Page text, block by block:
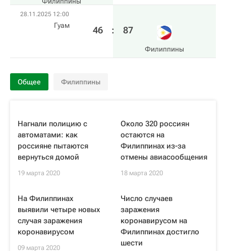
28.11.2025 12:00
Гуам 46 : 87
Филиппины
Общее Филиппины
Нагнали полицию с
автоматами: как
россияне пытаются
вернуться домой
19 марта 2020
Около 320 россиян
остаются на
Филиппинах из-за
отмены авиасообщения
18 марта 2020
На Филиппинах
выявили четыре новых
случая заражения
коронавирусом
09 марта 2020
Число случаев
заражения
коронавирусом на
Филиппинах достигло
шести